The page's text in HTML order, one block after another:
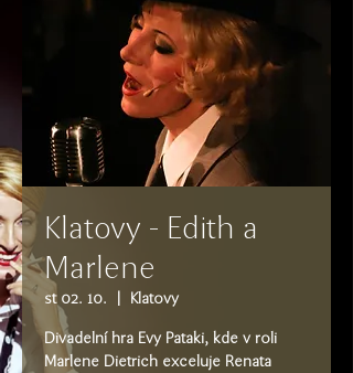
Klatovy - Edith a
Marlene
st 02. 10. Klatovy
Divadelní hra Evy Pataki, kde v roli
Marlene Dietrich exceluje Renata